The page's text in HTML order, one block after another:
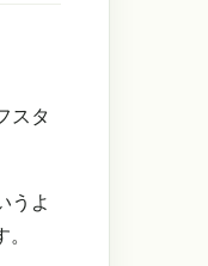
スタ
うよ